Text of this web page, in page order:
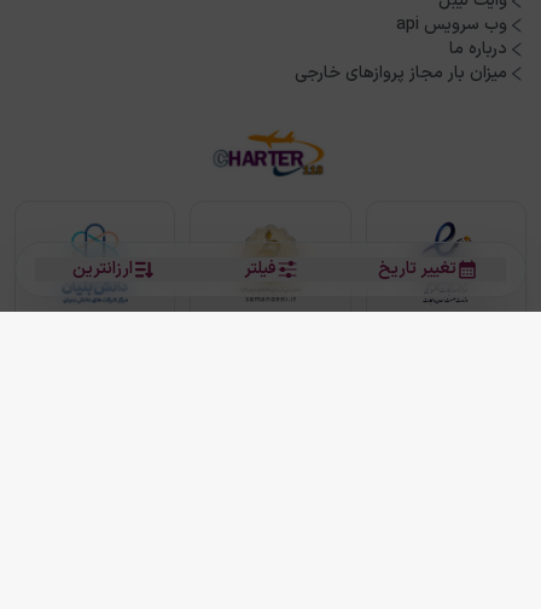
ارزانترین فیلتر تغییر تاریخ
وب سرویس api
درباره ما
میزان بار مجاز پروازهای خارجی